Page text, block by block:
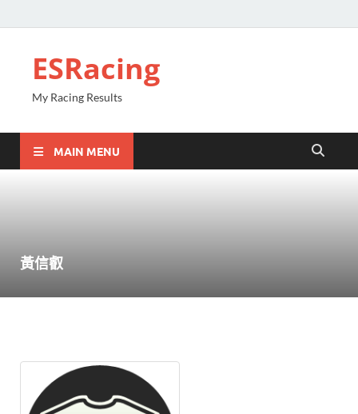
ESRacing
My Racing Results
MAIN MENU
黃信叡